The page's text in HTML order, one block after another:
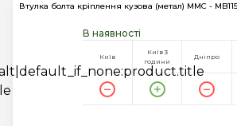
Втулка болта кріплення кузова (метал) MMC -
В наявності
Київ
Київ 3
години
Дніпро